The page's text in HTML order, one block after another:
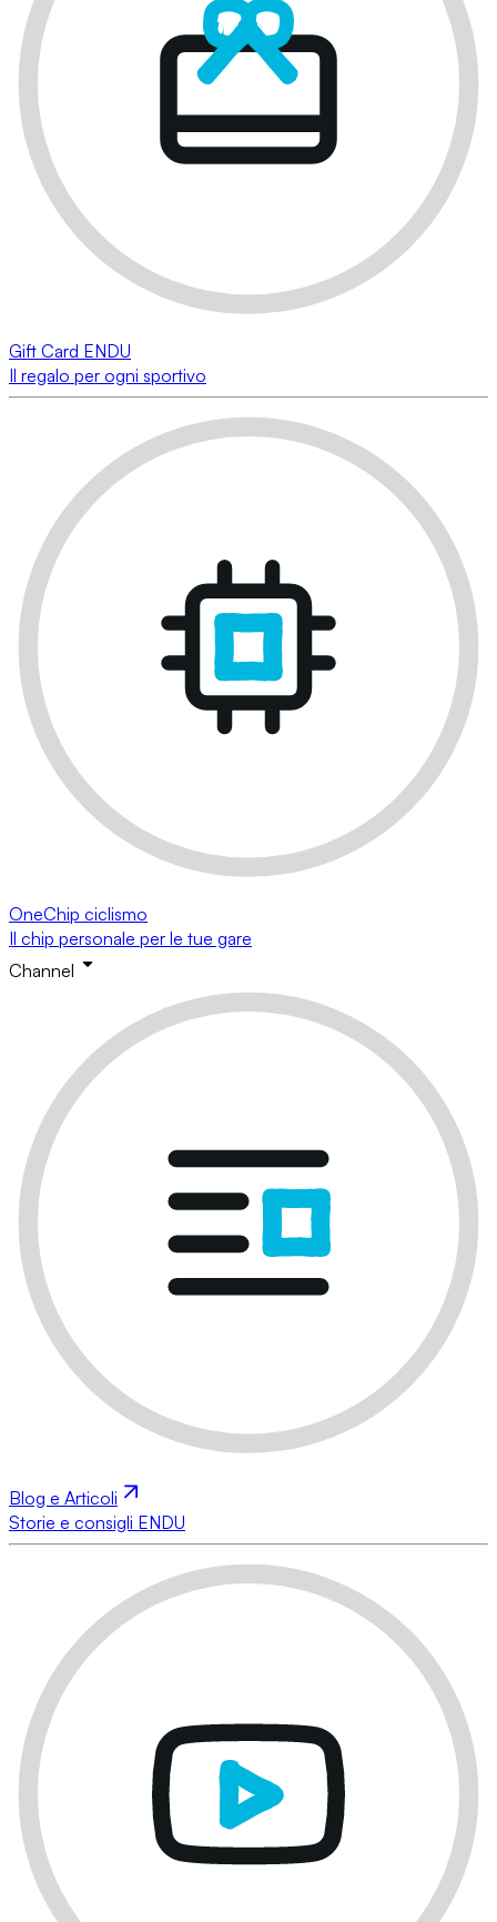
Gift Card ENDU
Il regalo per ogni sportivo
OneChip ciclismo
Il chip personale per le tue gare
Channel
Blog e Articoli
Storie e consigli ENDU